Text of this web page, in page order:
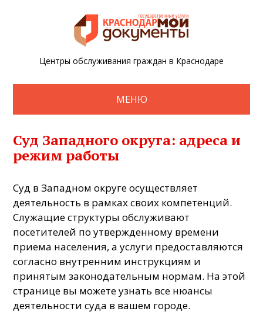
Центры обслуживания граждан в Краснодаре
МЕНЮ
Суд Западного округа: адреса и
режим работы
Суд в Западном округе осуществляет
деятельность в рамках своих компетенций.
Служащие структуры обслуживают
посетителей по утвержденному времени
приема населения, а услуги предоставляются
согласно внутренним инструкциям и
принятым законодательным нормам. На этой
странице вы можете узнать все нюансы
деятельности суда в вашем городе.